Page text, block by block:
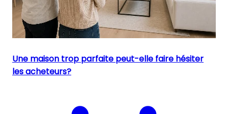
Une maison trop parfaite peut-elle faire hésiter
les acheteurs?